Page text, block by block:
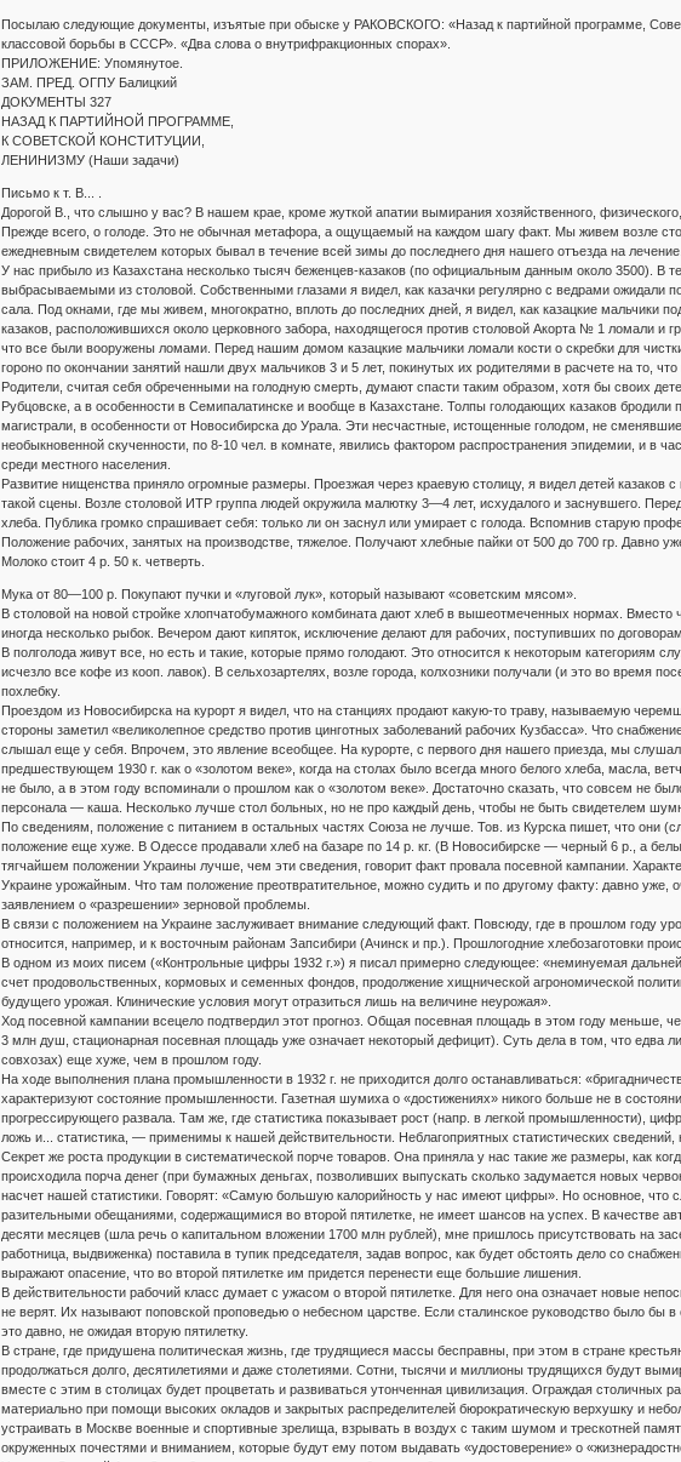
Посылаю следующие документы, изъятые при обыске у РАКОВСКОГО: «Назад к партийной программе,
классовой борьбы в СССР». «Два слова о внутрифракционных спорах».
ПРИЛОЖЕНИЕ: Упомянутое.
ЗАМ. ПРЕД. ОГПУ Балицкий
ДОКУМЕНТЫ 327
НАЗАД К ПАРТИЙНОЙ ПРОГРАММЕ,
К СОВЕТСКОЙ КОНСТИТУЦИИ,
ЛЕНИНИЗМУ (Наши задачи)
Письмо к т. В... .
Дорогой В., что слышно у вас? В нашем крае, кроме жуткой апатии вымирания хозяйственного,
Прежде всего, о голоде. Это не обычная метафора, а ощущаемый на каждом шагу факт. Мы живем возле
ежедневным свидетелем которых бывал в течение всей зимы до последнего дня нашего отъезда на лечение.
У нас прибыло из Казахстана несколько тысяч беженцев-казаков (по официальным данным около 3500). В
выбрасываемыми из столовой. Собственными глазами я видел, как казачки регулярно с ведрами ожидали
сала. Под окнами, где мы живем, многократно, вплоть до последних дней, я видел, как казацкие мальчики
казаков, расположившихся около церковного забора, находящегося против столовой Акорта № 1 ломали
что все были вооружены ломами. Перед нашим домом казацкие мальчики ломали кости о скребки для
гороно по окончании занятий нашли двух мальчиков 3 и 5 лет, покинутых их родителями в расчете на то,
Родители, считая себя обреченными на голодную смерть, думают спасти таким образом, хотя бы своих
Рубцовске, а в особенности в Семипалатинске и вообще в Казахстане. Толпы голодающих казаков
магистрали, в особенности от Новосибирска до Урала. Эти несчастные, истощенные голодом, не
необыкновенной скученности, по 8-10 чел. в комнате, явились фактором распространения эпидемии, и в
среди местного населения.
Развитие нищенства приняло огромные размеры. Проезжая через краевую столицу, я видел детей
такой сцены. Возле столовой ИТР группа людей окружила малютку 3—4 лет, исхудалого и заснувшего.
хлеба. Публика громко спрашивает себя: только ли он заснул или умирает с голода. Вспомнив старую
Положение рабочих, занятых на производстве, тяжелое. Получают хлебные пайки от 500 до 700 гр. Давно
Молоко стоит 4 р. 50 к. четверть.
Мука от 80—100 р. Покупают пучки и «луговой лук», который называют «советским мясом».
В столовой на новой стройке хлопчатобумажного комбината дают хлеб в вышеотмеченных нормах. Вместо
иногда несколько рыбок. Вечером дают кипяток, исключение делают для рабочих, поступивших по
В полголода живут все, но есть и такие, которые прямо голодают. Это относится к некоторым категориям
исчезло все кофе из кооп. лавок). В сельхозартелях, возле города, колхозники получали (и это во время
похлебку.
Проездом из Новосибирска на курорт я видел, что на станциях продают какую-то траву, называемую
стороны заметил «великолепное средство против цинготных заболеваний рабочих Кузбасса». Что
слышал еще у себя. Впрочем, это явление всеобщее. На курорте, с первого дня нашего приезда, мы
предшествующем 1930 г. как о «золотом веке», когда на столах было всегда много белого хлеба, масла,
не было, а в этом году вспоминали о прошлом как о «золотом веке». Достаточно сказать, что совсем не
персонала — каша. Несколько лучше стол больных, но не про каждый день, чтобы не быть свидетелем
По сведениям, положение с питанием в остальных частях Союза не лучше. Тов. из Курска пишет, что они
положение еще хуже. В Одессе продавали хлеб на базаре по 14 р. кг. (В Новосибирске — черный 6 р., а
тягчайшем положении Украины лучше, чем эти сведения, говорит факт провала посевной кампании.
Украине урожайным. Что там положение преотвратительное, можно судить и по другому факту: давно
заявлением о «разрешении» зерновой проблемы.
В связи с положением на Украине заслуживает внимание следующий факт. Повсюду, где в прошлом году
относится, например, и к восточным районам Запсибири (Ачинск и пр.). Прошлогодние хлебозаготовки
В одном из моих писем («Контрольные цифры 1932 г.») я писал примерно следующее: «неминуемая
счет продовольственных, кормовых и семенных фондов, продолжение хищнической агрономической
будущего урожая. Клинические условия могут отразиться лишь на величине неурожая».
Ход посевной кампании всецело подтвердил этот прогноз. Общая посевная площадь в этом году
3 млн душ, стационарная посевная площадь уже означает некоторый дефицит). Суть дела в том, что едва
совхозах) еще хуже, чем в прошлом году.
На ходе выполнения плана промышленности в 1932 г. не приходится долго останавливаться:
характеризуют состояние промышленности. Газетная шумиха о «достижениях» никого больше не в
прогрессирующего развала. Там же, где статистика показывает рост (напр. в легкой промышленности),
ложь и... статистика, — применимы к нашей действительности. Неблагоприятных статистических
Секрет же роста продукции в систематической порче товаров. Она приняла у нас такие же размеры, как
происходила порча денег (при бумажных деньгах, позволивших выпускать сколько задумается новых
насчет нашей статистики. Говорят: «Самую большую калорийность у нас имеют цифры». Но основное, что
разительными обещаниями, содержащимися во второй пятилетке, не имеет шансов на успех. В качестве
десяти месяцев (шла речь о капитальном вложении 1700 млн рублей), мне пришлось присутствовать на
работница, выдвиженка) поставила в тупик председателя, задав вопрос, как будет обстоять дело со
выражают опасение, что во второй пятилетке им придется перенести еще большие лишения.
В действительности рабочий класс думает с ужасом о второй пятилетке. Для него она означает новые
не верят. Их называют поповской проповедью о небесном царстве. Если сталинское руководство было бы
это давно, не ожидая вторую пятилетку.
В стране, где придушена политическая жизнь, где трудящиеся массы бесправны, при этом в стране
продолжаться долго, десятилетиями и даже столетиями. Сотни, тысячи и миллионы трудящихся будут
вместе с этим в столицах будет процветать и развиваться утонченная цивилизация. Ограждая
материально при помощи высоких окладов и закрытых распределителей бюрократическую верхушку и
устраивать в Москве военные и спортивные зрелища, взрывать в воздух с таким шумом и трескотней
окруженных почестями и вниманием, которые будут ему потом выдавать «удостоверение» о